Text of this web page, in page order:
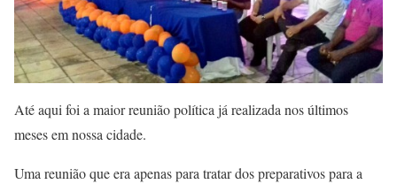
Até aqui foi a maior reunião política já realizada nos últimos
meses em nossa cidade.
Uma reunião que era apenas para tratar dos preparativos para a